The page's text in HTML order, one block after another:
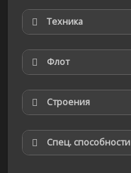
Техника
Флот
Строения
Спец. способности